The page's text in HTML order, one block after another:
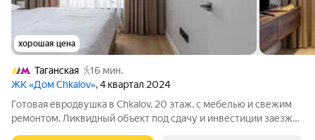
хорошая цена
Таганская
16 мин.
ЖК «Дом Chkalov», 4 квартал 2024
Готовая евродвушка в Chkalov, 20 этаж, с мебелью и свежим
ремонтом. Ликвидный объект под сдачу и инвестиции заезжай